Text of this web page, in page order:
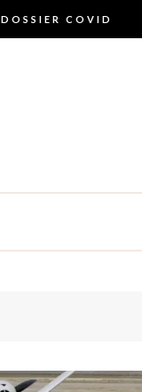
DOSSIER COVID